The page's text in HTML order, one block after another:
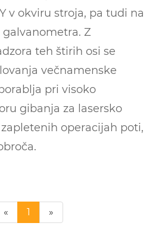
v okviru stroja, pa tudi na
galvanometra. Z
teh štirih osi se
večnamenske
pri visoko
gibanja za lasersko
operacijah poti,
« 1 »